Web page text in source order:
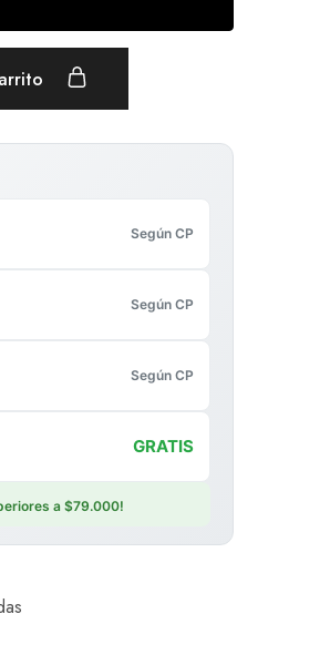
Según CP
Según CP
Según CP
GRATIS
a $79.000!